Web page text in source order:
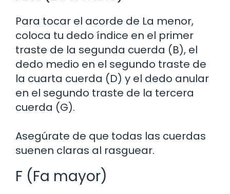
Para tocar el acorde de La menor,
coloca tu dedo índice en el primer
traste de la segunda cuerda (B), el
dedo medio en el segundo traste de
la cuarta cuerda (D) y el dedo anular
en el segundo traste de la tercera
cuerda (G).
Asegúrate de que todas las cuerdas
suenen claras al rasguear.
F (Fa mayor)